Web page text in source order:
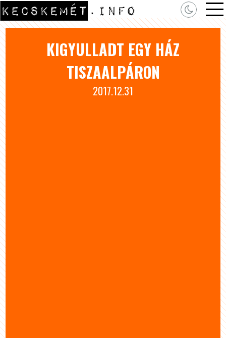
KIGYULLADT EGY HÁZ
TISZAALPÁRON
2017.12.31